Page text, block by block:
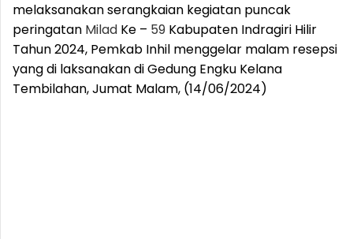
melaksanakan serangkaian kegiatan puncak
peringatan Milad Ke – 59 Kabupaten Indragiri Hilir
Tahun 2024, Pemkab Inhil menggelar malam resepsi
yang di laksanakan di Gedung Engku Kelana
Tembilahan, Jumat Malam, (14/06/2024)